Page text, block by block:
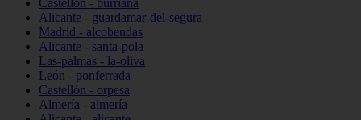
Castellón - burriana
Alicante - guardamar-del-segura
Madrid - alcobendas
Alicante - santa-pola
Las-palmas - la-oliva
León - ponferrada
Castellón - orpesa
Almería - almería